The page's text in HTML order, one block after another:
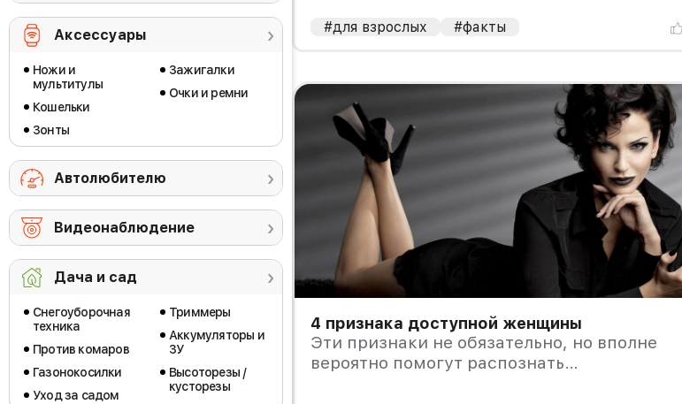
Аксессуары
Ножи и
мультитулы
Кошельки
Зонты
Зажигалки
Очки и ремни
Автолюбителю
Видеонаблюдение
Дача и сад
Снегоуборочная
техника
Против комаров
Газонокосилки
Уход за садом
Триммеры
Аккумуляторы и
ЗУ
Высоторезы /
кусторезы
#для взрослых #факты
4 признака доступной женщины
Эти признаки не обязательно, но вполне
вероятно помогут распознать